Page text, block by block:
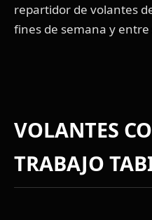
repartidor de volantes
fines de semana y
VOLANTES
TRABAJO